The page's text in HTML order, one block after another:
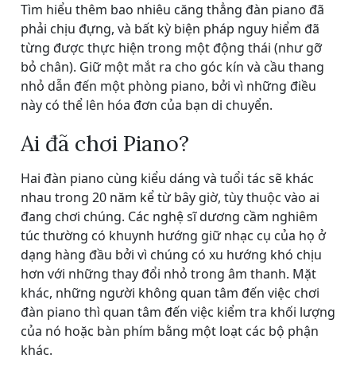
Tìm hiểu thêm bao nhiêu căng thẳng đàn piano đã
phải chịu đựng, và bất kỳ biện pháp nguy hiểm đã
từng được thực hiện trong một động thái (như gỡ
bỏ chân). Giữ một mắt ra cho góc kín và cầu thang
nhỏ dẫn đến một phòng piano, bởi vì những điều
này có thể lên hóa đơn của bạn di chuyển.
Ai đã chơi Piano?
Hai đàn piano cùng kiểu dáng và tuổi tác sẽ khác
nhau trong 20 năm kể từ bây giờ, tùy thuộc vào ai
đang chơi chúng. Các nghệ sĩ dương cầm nghiêm
túc thường có khuynh hướng giữ nhạc cụ của họ ở
dạng hàng đầu bởi vì chúng có xu hướng khó chịu
hơn với những thay đổi nhỏ trong âm thanh. Mặt
khác, những người không quan tâm đến việc chơi
đàn piano thì quan tâm đến việc kiểm tra khối lượng
của nó hoặc bàn phím bằng một loạt các bộ phận
khác.